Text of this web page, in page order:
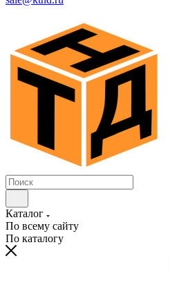
Каталог
По всему сайту
По каталогу